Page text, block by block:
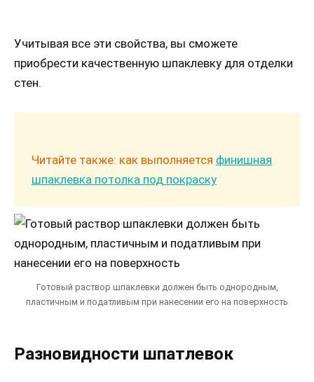
Учитывая все эти свойства, вы сможете
приобрести качественную шпаклевку для отделки
стен.
Читайте также: как выполняется финишная
шпаклевка потолка под покраску
Готовый раствор шпаклевки должен быть однородным,
пластичным и податливым при нанесении его на поверхность
Разновидности шпатлевок